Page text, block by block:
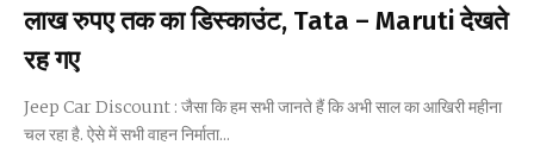
लाख रुपए तक का डिस्काउंट, Tata – Maruti देखते
रह गए
Jeep Car Discount : जैसा कि हम सभी जानते हैं कि अभी साल का आखिरी महीना
चल रहा है. ऐसे में सभी वाहन निर्माता...